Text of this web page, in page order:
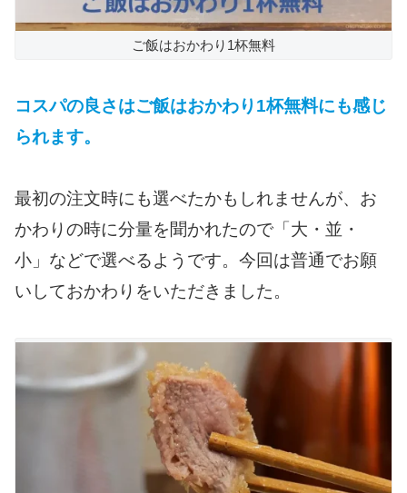
ご飯はおかわり1杯無料
コスパの良さはご飯はおかわり1杯無料にも感じ
られます。
最初の注文時にも選べたかもしれませんが、お
かわりの時に分量を聞かれたので「大・並・
小」などで選べるようです。今回は普通でお願
いしておかわりをいただきました。